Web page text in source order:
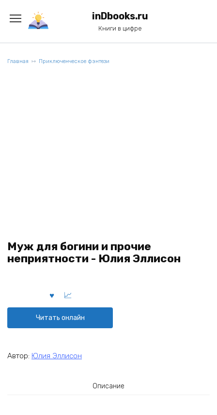
содержанию
inDbooks.ru
Книги в цифре
Главная Приключенческое фэнтези
Муж для богини и прочие
неприятности - Юлия Эллисон
Читать онлайн
Автор: Юлия Эллисон
Описание